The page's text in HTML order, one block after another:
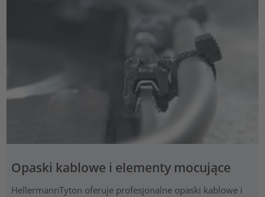
Opaski kablowe i elementy mocujące
HellermannTyton oferuje profesjonalne opaski kablowe i